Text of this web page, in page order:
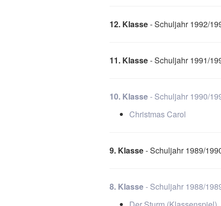
12. Klasse- Schuljahr 1992/
11. Klasse- Schuljahr 1991/
10. Klasse- Schuljahr 1990/
Christmas Carol
9. Klasse- Schuljahr 1989/
8. Klasse- Schuljahr 1988/